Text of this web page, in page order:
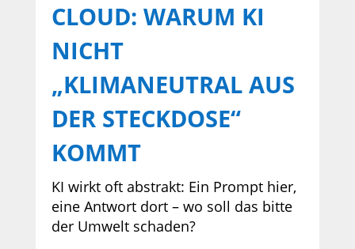
CLOUD: WARUM KI
NICHT
„KLIMANEUTRAL AUS
DER STECKDOSE“
KOMMT
KI wirkt oft abstrakt: Ein Prompt hier,
eine Antwort dort – wo soll das bitte
der Umwelt schaden?